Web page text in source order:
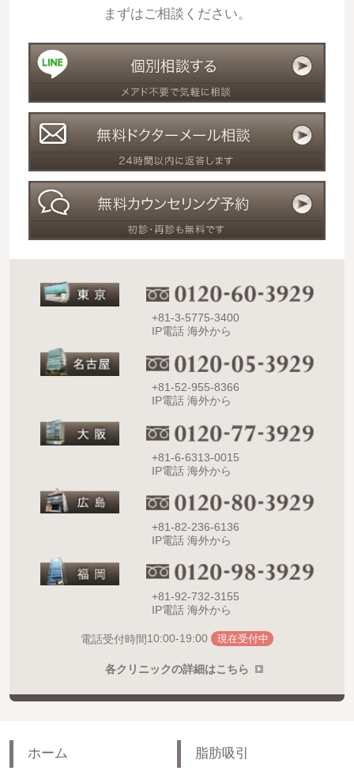
まずはご相談ください。
+81-3-5775-3400
IP電話 海外から
+81-52-955-8366
IP電話 海外から
+81-6-6313-0015
IP電話 海外から
+81-82-236-6136
IP電話 海外から
+81-92-732-3155
IP電話 海外から
電話受付時間10:00-19:00 現在受付中
各クリニックの詳細はこちら
ホーム 脂肪吸引